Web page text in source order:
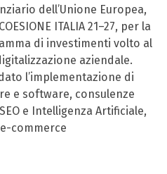
dell’Unione Europea,
ITALIA 21–27, per la
di investimenti volto al
aziendale.
l’implementazione di
e software, consulenze
e Intelligenza Artificiale,
commerce